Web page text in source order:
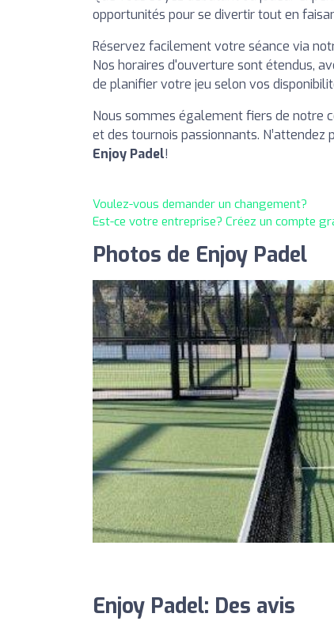
opportunités pour se divertir tout en
Réservez facilement votre séance via
Nos horaires d'ouverture sont étendus,
de planifier votre jeu selon vos
Nous sommes également fiers de notre
et des tournois passionnants.
Enjoy Padel!
Voulez-vous demander un changement?
Est-ce votre entreprise? Créez un compte
Photos de Enjoy Padel
Enjoy Padel: Des avis